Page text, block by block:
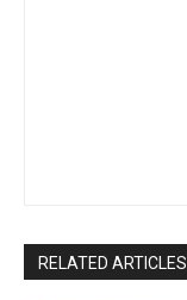
RELATED ARTICLES